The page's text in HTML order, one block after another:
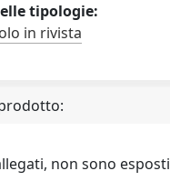
tipologie:
in rivista
non sono esposti